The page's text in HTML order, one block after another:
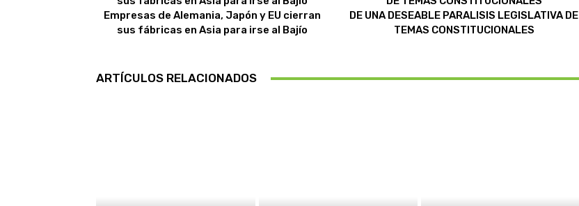
Empresas de Alemania, Japón y EU cierran
sus fábricas en Asia para irse al Bajío
DE UNA DESEABLE PARALISIS LEGISLATIVA DE
TEMAS CONSTITUCIONALES
ARTÍCULOS RELACIONADOS